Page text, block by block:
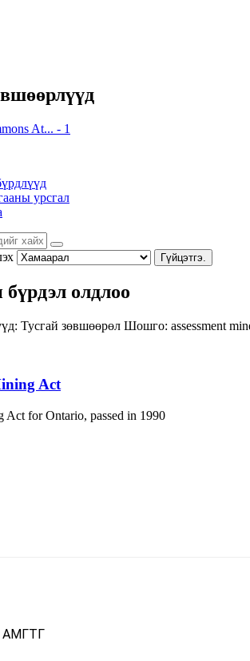
At... - 1
урсгал
Гүйцэтгэ.
бүрдэл олдлоо
Тусгай зөвшөөрөл Шошго: assessment
Act
Act for Ontario, passed in 1990
АМГТГ